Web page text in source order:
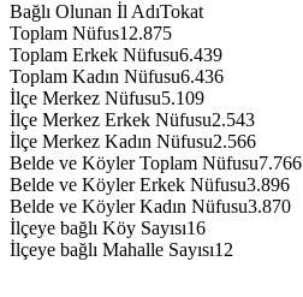
Bağlı Olunan İl AdıTokat
Toplam Nüfus12.875
Toplam Erkek Nüfusu6.439
Toplam Kadın Nüfusu6.436
İlçe Merkez Nüfusu5.109
İlçe Merkez Erkek Nüfusu2.543
İlçe Merkez Kadın Nüfusu2.566
Belde ve Köyler Toplam Nüfusu7.766
Belde ve Köyler Erkek Nüfusu3.896
Belde ve Köyler Kadın Nüfusu3.870
İlçeye bağlı Köy Sayısı16
İlçeye bağlı Mahalle Sayısı12